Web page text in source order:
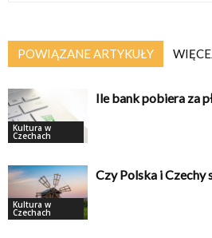
POWIĄZANE ARTYKUŁY
Kultura w
Czechach
Ile bank pobiera za
Kultura w
Czechach
Czy Polska i Czechy